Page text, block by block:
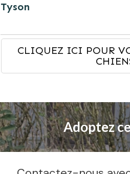
Tyson
CLIQUEZ ICI POUR
Adoptez